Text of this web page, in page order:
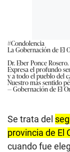
#Condolencia
La Gobernación de El
Dr. Eber Ponce Rosero.
Expresa el profundo
y a todo el pueblo del
Nuestro más sentido
— Gobernación de El
Se trata del
provincia de El
cuando fue